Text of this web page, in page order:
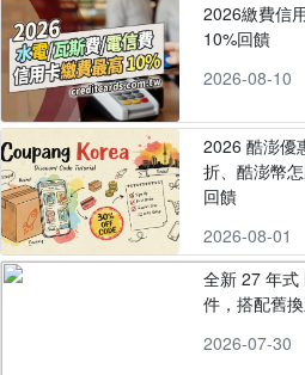
2026繳費信
10%回饋
2026-08-10
2026 酷澎優
折、酷澎幣
回饋
2026-08-01
全新 27 年式
件，搭配舊
2026-07-30